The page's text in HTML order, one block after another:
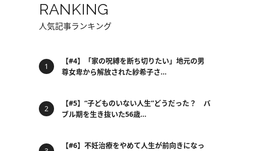
RANKING
人気記事ランキング
【#4】「家の呪縛を断ち切りたい」地元の男
尊女卑から解放された紗希子さ...
【#5】“子どものいない人生”どうだった？ バ
ブル期を生き抜いた56歳...
【#6】不妊治療をやめて人生が前向きになっ